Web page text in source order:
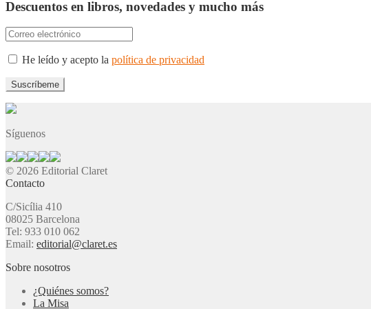
Descuentos en libros, novedades y mucho más
He leído y acepto la política de privacidad
Síguenos
© 2026 Editorial Claret
Contacto
C/Sicília 410
08025 Barcelona
Tel: 933 010 062
Email: editorial@claret.es
Sobre nosotros
¿Quiénes somos?
La Misa